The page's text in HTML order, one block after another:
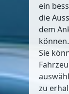
ein
die
dem
Sie
zu